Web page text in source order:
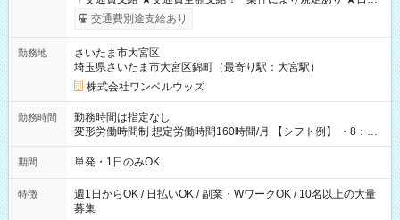
いOK！（規定あり） ┗働いたその日に現金GET♪ お仕事後はコ
ンビニATMから 日払い分を引き落とせます！ 【試用期間】試
交通費別途支給あり
勤務地
さいたま市大宮区
埼玉県さいたま市大宮区錦町（最寄り駅：大宮駅）
株式会社ワンベルウッズ
勤務時間
勤務時間は指定なし
変形労働時間制 想定労働時間160時間/月 【シフト例】 ・8：00
～21：00
期間 単発・1日のみOK
特徴
週1日からOK / 日払いOK / 副業・WワークOK / 10名以上の大量
募集